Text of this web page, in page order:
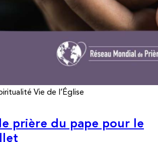
Vie de l’Église
prière du pape pour le